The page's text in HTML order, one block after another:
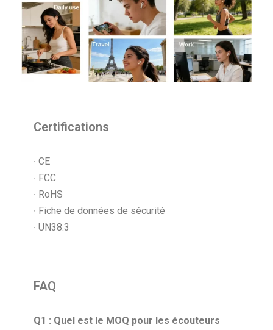
Certifications
∙ CE
∙ FCC
∙ RoHS
∙ Fiche de données de sécurité
∙ UN38.3
FAQ
Q1 : Quel est le MOQ pour les écouteurs